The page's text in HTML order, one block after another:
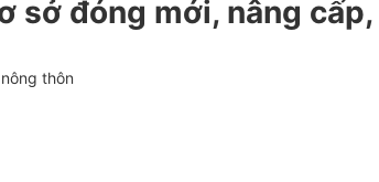
sở đóng mới, nâng
thôn